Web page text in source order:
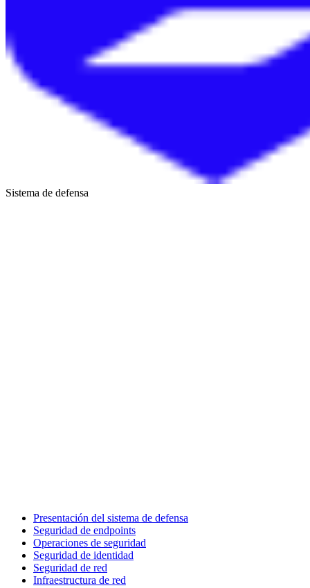
Sistema de defensa
Presentación del sistema de defensa
Seguridad de endpoints
Operaciones de seguridad
Seguridad de identidad
Seguridad de red
Infraestructura de red